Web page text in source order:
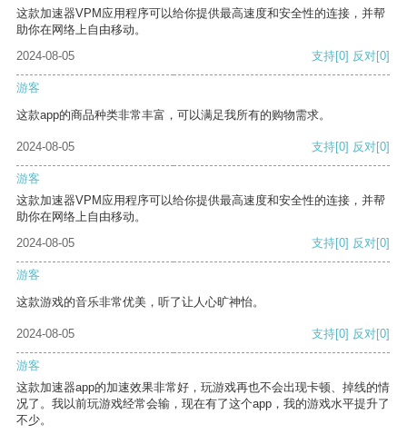
这款加速器VPM应用程序可以给你提供最高速度和安全性的连接，并帮
助你在网络上自由移动。
2024-08-05
支持[0] 反对[0]
游客
这款app的商品种类非常丰富，可以满足我所有的购物需求。
2024-08-05 支持[0] 反对[0]
游客
这款加速器VPM应用程序可以给你提供最高速度和安全性的连接，并帮
助你在网络上自由移动。
2024-08-05
支持[0] 反对[0]
游客
这款游戏的音乐非常优美，听了让人心旷神怡。
2024-08-05 支持[0] 反对[0]
游客
这款加速器app的加速效果非常好，玩游戏再也不会出现卡顿、掉线的情
况了。我以前玩游戏经常会输，现在有了这个app，我的游戏水平提升了
不少。